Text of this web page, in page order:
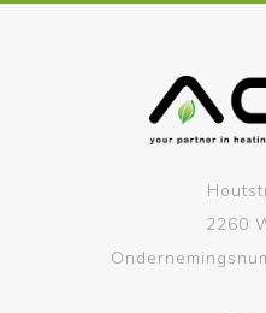
2260